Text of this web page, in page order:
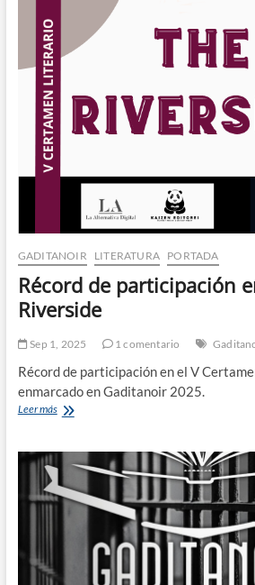
GADITANOIR LITERATURA PORTADA
Récord de participación
Riverside
Sep 1, 2025 1 comentario
Récord de participación en el V
enmarcado en Gaditanoir 2025.
Leer másRécord
en
The
Riverside